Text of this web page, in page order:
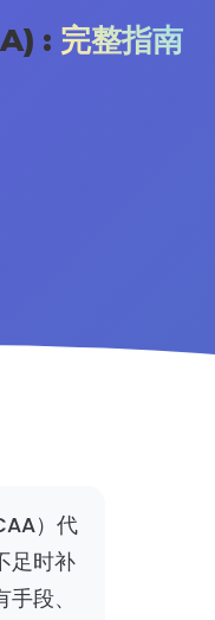
: 完整指南
）代
足时补
段、